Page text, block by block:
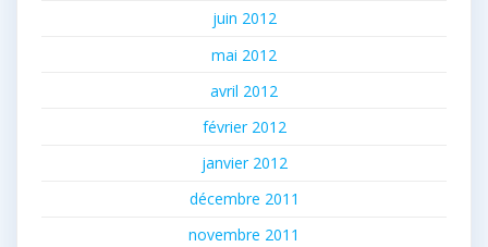
juin 2012
mai 2012
avril 2012
février 2012
janvier 2012
décembre 2011
novembre 2011